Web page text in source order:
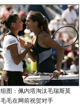
组图：佩内塔淘汰毛瑞斯莫
毛毛在网前祝贺对手